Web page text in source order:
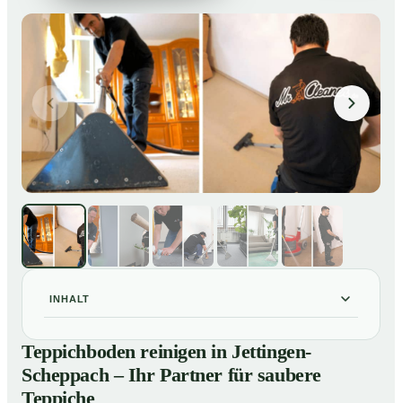
INHALT
01Teppichboden reinigen in Jettingen-Scheppach – Ihr
Partner für saubere Teppiche
02Unsere Leistungen beim Teppichboden reinigen in
Teppichboden reinigen in Jettingen-
Scheppach – Ihr Partner für saubere
Teppiche